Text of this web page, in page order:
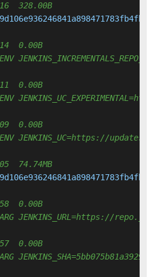
328.00B
0.00B
0.00B
0.00B
JENKINS_UC=https://
74.74MB
0.00B
JENKINS_URL=https://
0.00B